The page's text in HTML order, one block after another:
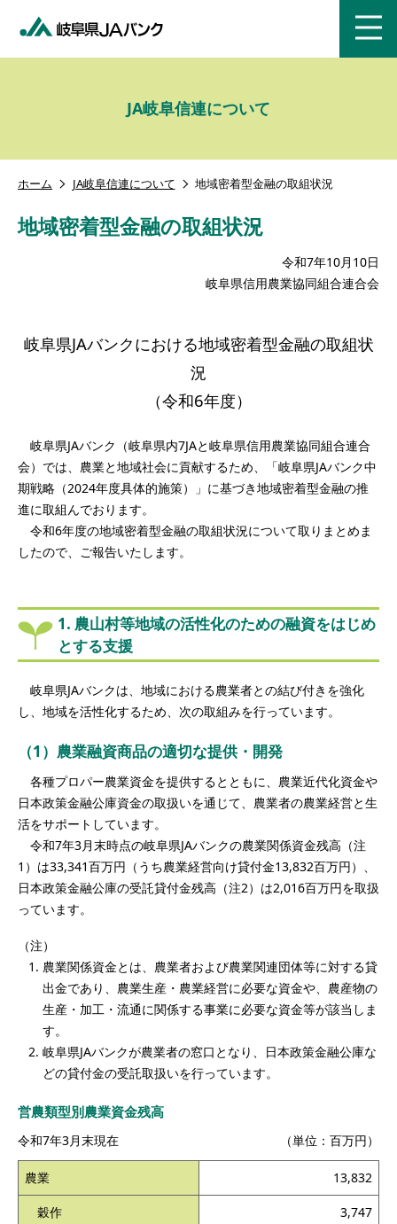
JA岐阜信連について
ホーム JA岐阜信連について 地域密着型金融の取組状況
地域密着型金融の取組状況
令和7年10月10日
岐阜県信用農業協同組合連合会
岐阜県JAバンクにおける地域密着型金融の取組状
況
（令和6年度）
岐阜県JAバンク（岐阜県内7JAと岐阜県信用農業協同組合連合
会）では、農業と地域社会に貢献するため、「岐阜県JAバンク中
期戦略（2024年度具体的施策）」に基づき地域密着型金融の推
進に取組んでおります。
令和6年度の地域密着型金融の取組状況について取りまとめま
したので、ご報告いたします。
1. 農山村等地域の活性化のための融資をはじめ
とする支援
岐阜県JAバンクは、地域における農業者との結び付きを強化
し、地域を活性化するため、次の取組みを行っています。
（1）農業融資商品の適切な提供・開発
各種プロパー農業資金を提供するとともに、農業近代化資金や
日本政策金融公庫資金の取扱いを通じて、農業者の農業経営と生
活をサポートしています。
令和7年3月末時点の岐阜県JAバンクの農業関係資金残高（注
1）は33,341百万円（うち農業経営向け貸付金13,832百万円）、
日本政策金融公庫の受託貸付金残高（注2）は2,016百万円を取扱
っています。
（注）
農業関係資金とは、農業者および農業関連団体等に対する貸
出金であり、農業生産・農業経営に必要な資金や、農産物の
生産・加工・流通に関係する事業に必要な資金等が該当しま
す。
岐阜県JAバンクが農業者の窓口となり、日本政策金融公庫な
どの貸付金の受託取扱いを行っています。
営農類型別農業資金残高
令和7年3月末現在 （単位：百万円）
農業 13,832
穀作 3,747